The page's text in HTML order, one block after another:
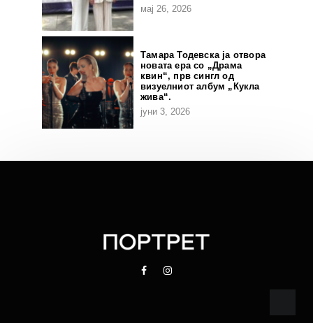
мај 26, 2026
Тамара Тодевска ја отвора
новата ера со „Драма
квин“, прв сингл од
визуелниот албум „Кукла
жива“.
јуни 3, 2026